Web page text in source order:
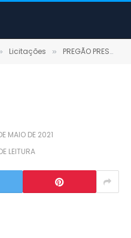
Licitações » PREGÃO PRESENCIAL Nº 0052/2020-SRP (FUTURA OU EVENTUAL AQUISIÇÃO DE REFEIÇÕES DESTINADAS AO FUNDO MUNICIPAL DE SAÚDE)
MAIO DE 2021
LEITURA